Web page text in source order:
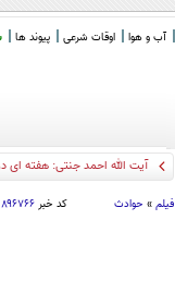
آب و هوا اوقات شرعی پیوند ها
5
_
فیلم » حوادث کد خبر۸۹۶۷۶۶